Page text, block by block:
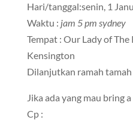
Hari/tanggal:senin, 1
Waktu : jam 5 pm sydney
Tempat : Our Lady of The
Kensington
Dilanjutkan ramah
Jika ada yang mau bring
Cp :